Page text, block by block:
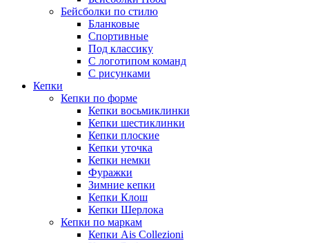
Бейсболки по стилю
Бланковые
Спортивные
Под классику
С логотипом команд
С рисунками
Кепки
Кепки по форме
Кепки восьмиклинки
Кепки шестиклинки
Кепки плоские
Кепки уточка
Кепки немки
Фуражки
Зимние кепки
Кепки Клош
Кепки Шерлока
Кепки по маркам
Кепки Ais Collezioni